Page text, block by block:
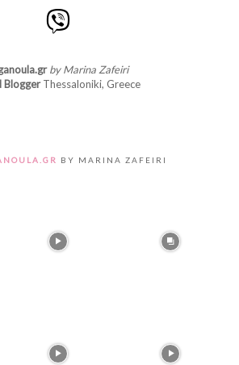
by Marina Zafeiri
BloggerThessaloniki, Greece
BY MARINA ZAFEIRI